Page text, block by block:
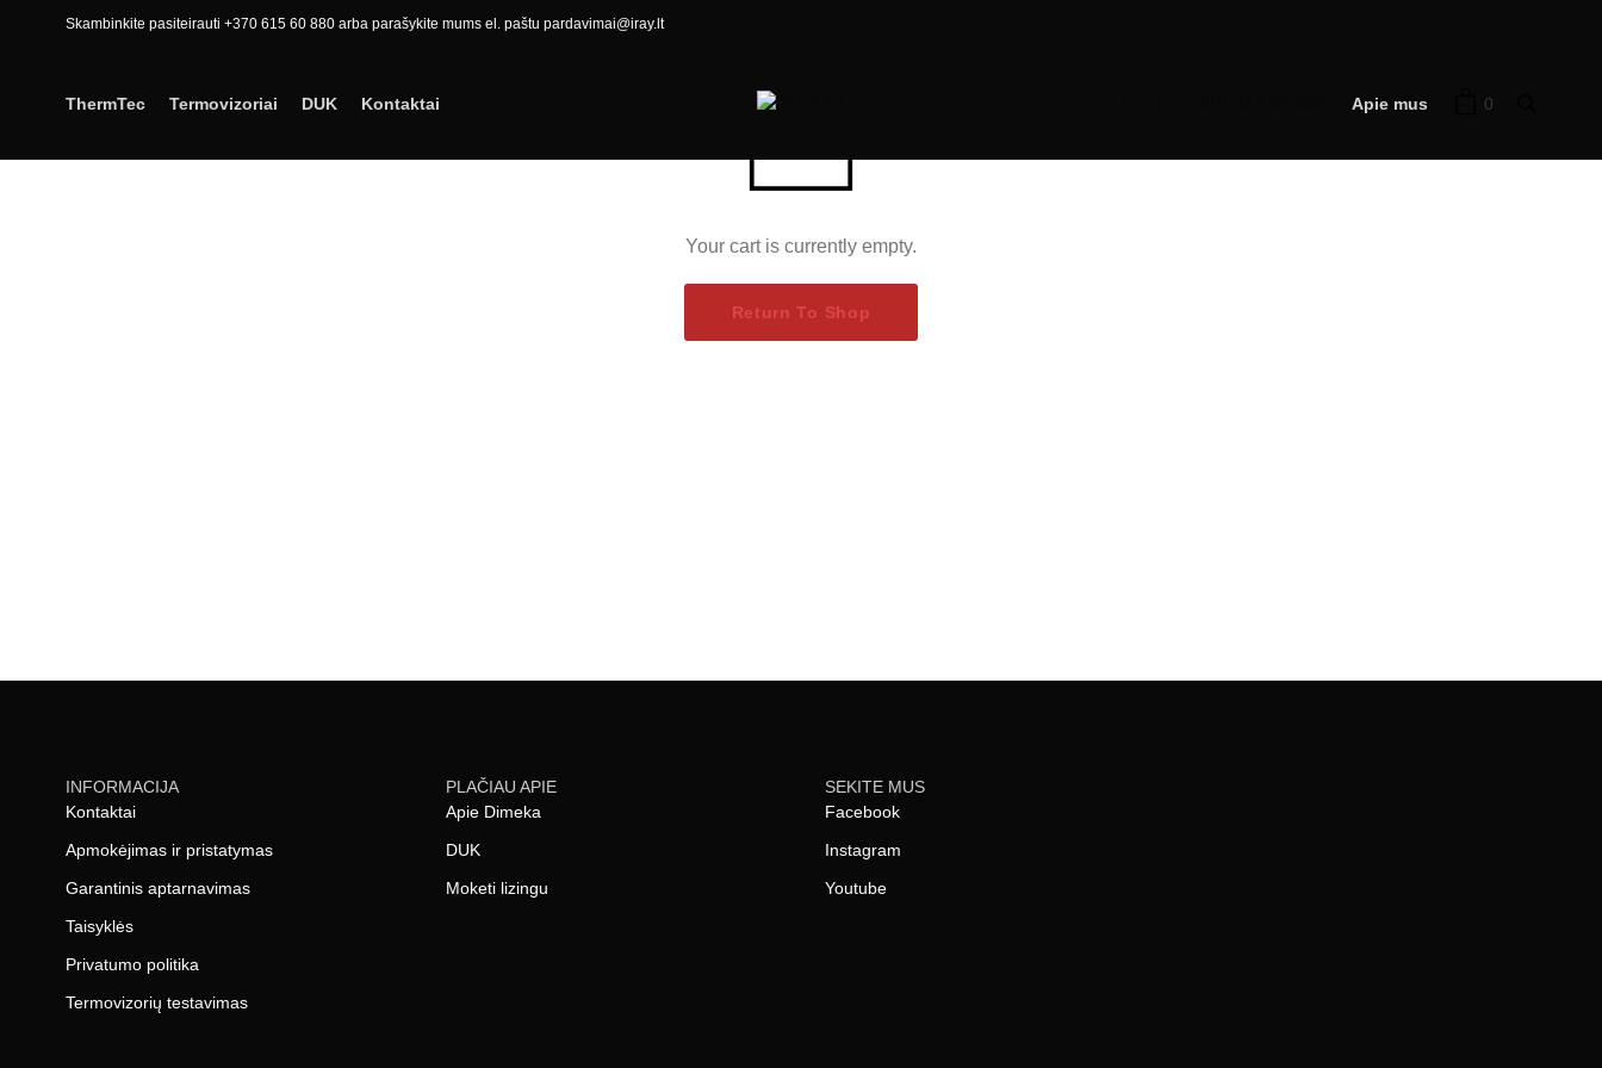
Skambinkite pasiteirauti +370 615 60 880 arba parašykite mums el. paštu pardavimai@iray.lt
ThermTec Termovizoriai DUK Kontaktai Apie mus 0
Your cart is currently empty.
Return To Shop
INFORMACIJA
Kontaktai
Apmokėjimas ir pristatymas
Garantinis aptarnavimas
Taisyklės
Privatumo politika
Termovizorių testavimas
PLAČIAU APIE
Apie Dimeka
DUK
Moketi lizingu
SEKITE MUS
Facebook
Instagram
Youtube